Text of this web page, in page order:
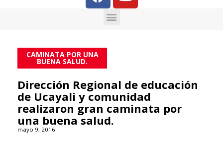
CAMINATA POR UNA
BUENA SALUD.
Dirección Regional de educación
de Ucayali y comunidad
realizaron gran caminata por
una buena salud.
mayo 9, 2016